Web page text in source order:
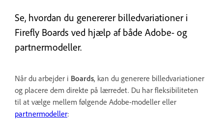
Se, hvordan du genererer billedvariationer i
Firefly Boards ved hjælp af både Adobe- og
partnermodeller.
Når du arbejder i Boards, kan du generere billedvariationer
og placere dem direkte på lærredet. Du har fleksibiliteten
til at vælge mellem følgende Adobe-modeller eller
partnermodeller: